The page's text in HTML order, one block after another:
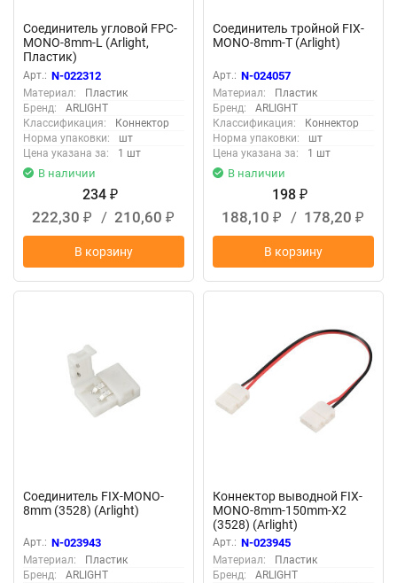
Соединитель угловой FPC-
MONO-8mm-L (Arlight,
Пластик)
Арт.: N-022312
Материал:
Пластик
Бренд:
ARLIGHT
Классификация:
Коннектор
Норма упаковки:
шт
Цена указана за:
1 шт
В наличии
234 ₽
222,30 ₽ / 210,60 ₽
В корзину
Соединитель тройной FIX-
MONO-8mm-T (Arlight)
Арт.: N-024057
Материал:
Пластик
Бренд:
ARLIGHT
Классификация:
Коннектор
Норма упаковки:
шт
Цена указана за:
1 шт
В наличии
198 ₽
188,10 ₽ / 178,20 ₽
В корзину
Соединитель FIX-MONO-
8mm (3528) (Arlight)
Арт.: N-023943
Материал:
Пластик
Бренд:
ARLIGHT
Коннектор выводной FIX-
MONO-8mm-150mm-X2
(3528) (Arlight)
Арт.: N-023945
Материал:
Пластик
Бренд:
ARLIGHT